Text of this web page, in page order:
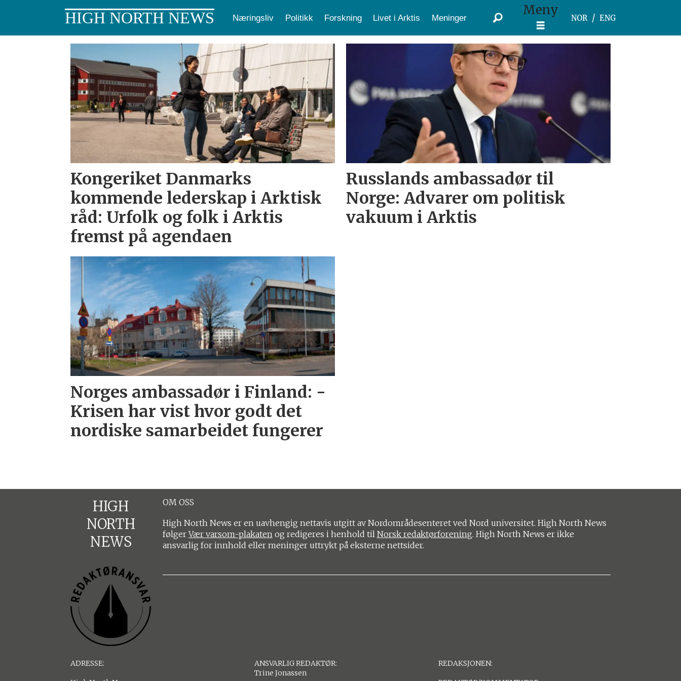
HIGH NORTH NEWS Næringsliv Politikk Forskning Livet i Arktis Meninger Meny
NOR ENG
arktiske
Kongeriket Danmarks
kommende lederskap i Arktisk
råd: Urfolk og folk i Arktis
fremst på agendaen
Russlands ambassadør til
Norge: Advarer om politisk
vakuum i Arktis
Norges ambassadør i Finland: -
Krisen har vist hvor godt det
nordiske samarbeidet fungerer
HIGH
NORTH
NEWS
OM OSS
High North News er en uavhengig nettavis utgitt av Nordområdesenteret ved Nord universitet. High North News
følgerVær varsom-plakatenog redigeres i henhold til Norsk redaktørforening. High North News er ikke
ansvarlig for innhold eller meninger uttrykt på eksterne nettsider.
ADRESSE:
ANSVARLIG REDAKTØR:
Trine Jonassen
REDAKSJONEN: